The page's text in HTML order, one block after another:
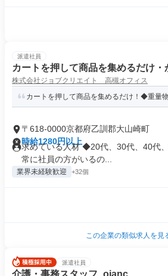
派遣社員
カートを押して商品を集めるだけ・
株式会社ジョブクリエイト 高槻オフィス
カートを押して商品を集めるだけ！◆重量物
〒618-0000京都府乙訓郡大山崎町
時給1280円以上
求めている人材 ◆20代、30代、40代
常に社員の方がいるの...
業界未経験歓迎 +32個
この企業の類似求人を見
派遣社員
介護・事務スタッフ_ojanc